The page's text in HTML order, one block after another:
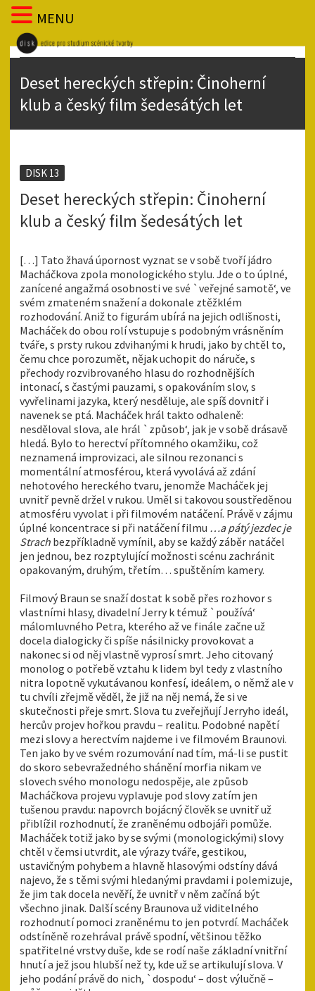
Deset hereckých střepin: Činoherní
klub a český film šedesátých let
DISK 13
Deset hereckých střepin: Činoherní
klub a český film šedesátých let
[…] Tato žhavá úpornost vyznat se v sobě tvoří jádro
Macháčkova zpola monologického stylu. Jde o to úplné,
zanícené angažmá osobnosti ve své `veřejné samotě‘, ve
svém zmateném snažení a dokonale ztěžklém
rozhodování. Aniž to figurám ubírá na jejich odlišnosti,
Macháček do obou rolí vstupuje s podobným vrásněním
tváře, s prsty rukou zdvihanými k hrudi, jako by chtěl to,
čemu chce porozumět, nějak uchopit do náruče, s
přechody rozvibrovaného hlasu do rozhodnějších
intonací, s častými pauzami, s opakováním slov, s
vyvřelinami jazyka, který nesděluje, ale spíš dovnitř i
navenek se ptá. Macháček hrál takto odhaleně:
nesděloval slova, ale hrál `způsob‘, jak je v sobě drásavě
hledá. Bylo to herectví přítomného okamžiku, což
neznamená improvizaci, ale silnou rezonanci s
momentální atmosférou, která vyvolává až zdání
nehotového hereckého tvaru, jenomže Macháček jej
uvnitř pevně držel v rukou. Uměl si takovou soustředěnou
atmosféru vyvolat i při filmovém natáčení. Právě v zájmu
úplné koncentrace si při natáčení filmu …a pátý jezdec je
Strach bezpříkladně vymínil, aby se každý záběr natáčel
jen jednou, bez rozptylující možnosti scénu zachránit
opakovaným, druhým, třetím… spuštěním kamery.
Filmový Braun se snaží dostat k sobě přes rozhovor s
vlastními hlasy, divadelní Jerry k témuž `používá‘
málomluvného Petra, kterého až ve finále začne už
docela dialogicky či spíše násilnicky provokovat a
nakonec si od něj vlastně vyprosí smrt. Jeho citovaný
monolog o potřebě vztahu k lidem byl tedy z vlastního
nitra lopotně vykutávanou konfesí, ideálem, o němž ale v
tu chvíli zřejmě věděl, že již na něj nemá, že si ve
skutečnosti přeje smrt. Slova tu zveřejňují Jerryho ideál,
hercův projev hořkou pravdu – realitu. Podobné napětí
mezi slovy a herectvím najdeme i ve filmovém Braunovi.
Ten jako by ve svém rozumování nad tím, má-li se pustit
do skoro sebevražedného shánění morfia nikam ve
slovech svého monologu nedospěje, ale způsob
Macháčkova projevu vyplavuje pod slovy zatím jen
tušenou pravdu: napovrch bojácný člověk se uvnitř už
přiblížil rozhodnutí, že zraněnému odbojáři pomůže.
Macháček totiž jako by se svými (monologickými) slovy
chtěl v čemsi utvrdit, ale výrazy tváře, gestikou,
ustavičným pohybem a hlavně hlasovými odstíny dává
najevo, že s těmi svými hledanými pravdami i polemizuje,
že jim tak docela nevěří, že uvnitř v něm začíná být
všechno jinak. Další scény Braunova už viditelného
rozhodnutí pomoci zraněnému to jen potvrdí. Macháček
odstíněně rozehrával právě spodní, většinou těžko
spatřitelné vrstvy duše, kde se rodí naše základní vnitřní
hnutí a jež jsou hlubší než ty, kde už se artikulují slova. V
jeho podání právě do nich, `dospodu‘ – dost výlučně –
MENU